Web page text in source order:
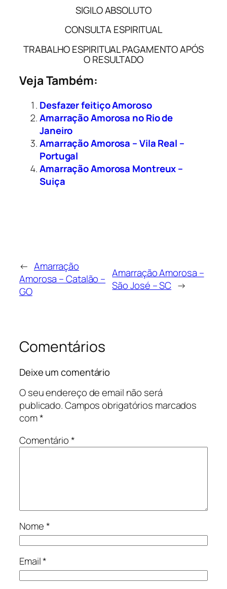
SIGILO ABSOLUTO
CONSULTA ESPIRITUAL
TRABALHO ESPIRITUAL PAGAMENTO APÓS
O RESULTADO
Veja Também:
Desfazer feitiço Amoroso
Amarração Amorosa no Rio de
Janeiro
Amarração Amorosa – Vila Real –
Portugal
Amarração Amorosa Montreux –
Suiça
← Amarração
Amorosa – Catalão –
GO
Amarração Amorosa –
São José – SC →
Comentários
Deixe um comentário
O seu endereço de email não será
publicado.Campos obrigatórios marcados
com*
Comentário*
Nome*
Email*